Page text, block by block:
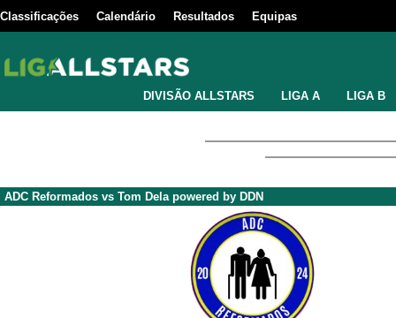
Classificações Calendário Resultados Equipas
DIVISÃO ALLSTARS LIGA A LIGA B
ADC Reformados vs Tom Dela powered by DDN